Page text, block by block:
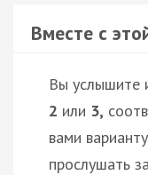
Вместе с
Вы услышите
2 или 3,
вами
прослушать